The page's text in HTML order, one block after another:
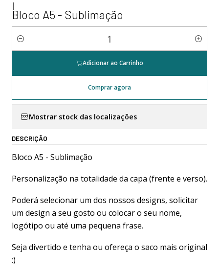
|
Bloco A5 - Sublimação
Quantidade
Adicionar ao Carrinho
Comprar agora
Mostrar stock das localizações
DESCRIÇÃO
Bloco A5 - Sublimação
Personalização na totalidade da capa (frente e verso).
Poderá selecionar um dos nossos designs, solicitar
um design a seu gosto ou colocar o seu nome,
logótipo ou até uma pequena frase.
Seja divertido e tenha ou ofereça o saco mais original
:)